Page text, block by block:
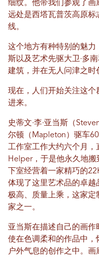
细纹。他带我们参观了画
远处是西塔瓦普茨高原
线。
这个地方有种特别的魅
斯以及艺术先驱大卫·多
建筑，并在无人问津之时
现在，人们开始关注这个
进来。
史蒂文·李·亚当斯（
尔顿（Mapleton）驱车
工作室工作大约六个月
Helper，于是他永久地
下室经营着一​​家精巧的
体现了这里艺术品的卓越
极高、质量上乘，这家定
家之一。
亚当斯在描述自己的画
使在色调柔和的作品中
户外气息的创作之中。画